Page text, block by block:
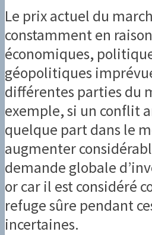
Le prix actuel du
constamment en
économiques,
géopolitiques
différentes parties du
exemple, si un conflit
quelque part dans le
augmenter
demande globale
or car il est considéré
refuge sûre pendant
incertaines.